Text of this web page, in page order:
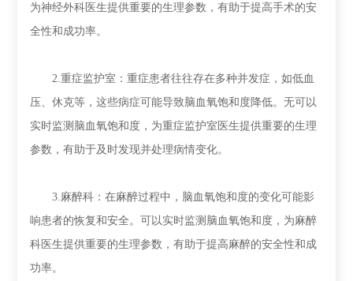
为神经外科医生提供重要的生理参数，有助于提高手术的安
全性和成功率。
2.重症监护室：重症患者往往存在多种并发症，如低血
压、休克等，这些病症可能导致脑血氧饱和度降低。无可以
实时监测脑血氧饱和度，为重症监护室医生提供重要的生理
参数，有助于及时发现并处理病情变化。
3.麻醉科：在麻醉过程中，脑血氧饱和度的变化可能影
响患者的恢复和安全。可以实时监测脑血氧饱和度，为麻醉
科医生提供重要的生理参数，有助于提高麻醉的安全性和成
功率。